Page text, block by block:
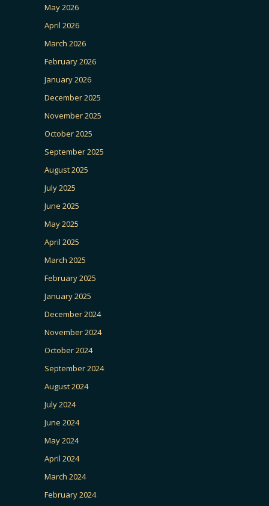
May 2026
April 2026
March 2026
February 2026
January 2026
December 2025
November 2025
October 2025
September 2025
August 2025
July 2025
June 2025
May 2025
April 2025
March 2025
February 2025
January 2025
December 2024
November 2024
October 2024
September 2024
August 2024
July 2024
June 2024
May 2024
April 2024
March 2024
February 2024